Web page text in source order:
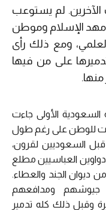
الآخرين. لم يستوعب
مهد الإسلام وموطن
ومع ذلك رأى
تدميرها على من فيها
السعودية الأولى جاءت
للوطن على رغم طول
السعوديين لقرون،
دواوين العباسيين مطلع
ديوان الجند والعطاء.
جيوشهم ومدافعهم
وقبل ذلك كله تدمير